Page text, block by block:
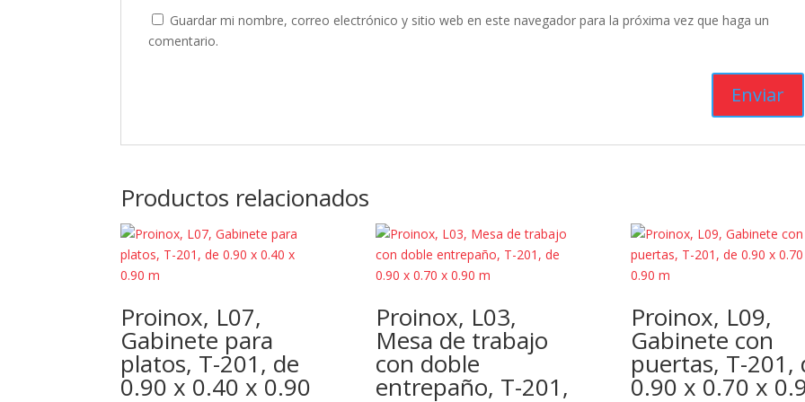
Guardar mi nombre, correo electrónico y sitio web en este navegador para la próxima vez que haga un
comentario.
Productos relacionados
Proinox, L07,
Gabinete para
platos, T-201, de
0.90 x 0.40 x 0.90
Proinox, L03,
Mesa de trabajo
con doble
entrepaño, T-201,
Proinox, L09,
Gabinete con
puertas, T-201,
0.90 x 0.70 x